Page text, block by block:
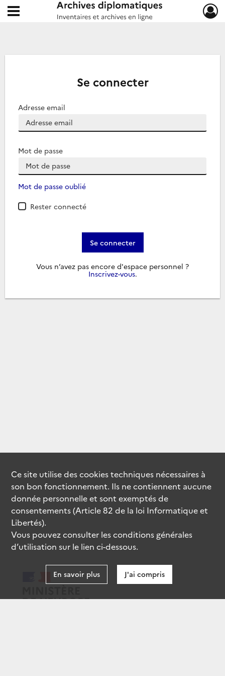
Archives diplomatiques
Ouvrir le menu déroulant
Se connecter
Adresse email
Mot de passe
Mot de passe oublié
Rester connecté
Se connecter
Vous n’avez pas encore d'espace personnel ?
Inscrivez-vous.
Ce site utilise descookiestechniques nécessaires à
son bon fonctionnement. Ils ne contiennent aucune
donnée personnelle et sont exemptés de
consentements (Article 82 de la loi Informatique et
Libertés).
Vous pouvez consulter les conditions générales
d’utilisation sur le lien ci-dessous.
En savoir plus J'ai compris